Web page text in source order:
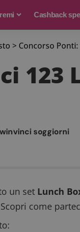
Cashback
> Concorso
123
vinci soggiorni
un set Lunch
come